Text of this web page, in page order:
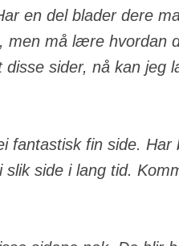
en del blader dere
men må lære hvordan
sider, nå kan jeg
fantastisk fin side.
side i lang tid.